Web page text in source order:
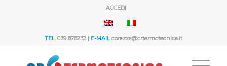
ACCEDI
TEL.039 878232 | E-MAILcorazza@crtermotecnica.it